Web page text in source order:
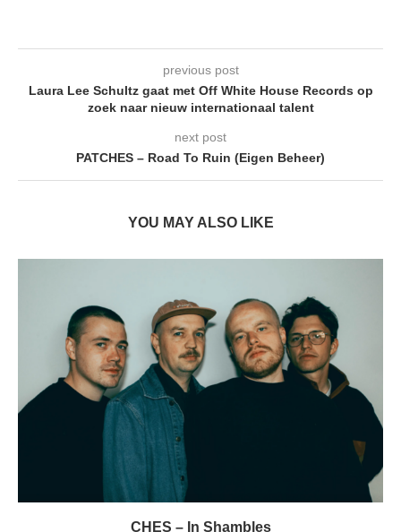
previous post
Laura Lee Schultz gaat met Off White House Records op
zoek naar nieuw internationaal talent
next post
PATCHES – Road To Ruin (Eigen Beheer)
YOU MAY ALSO LIKE
CHES – In Shambles